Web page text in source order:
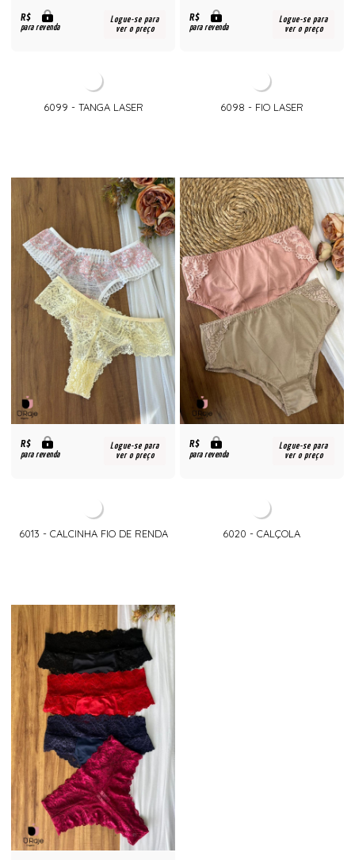
R$
para revenda
Logue-se para
ver o preço
6099 - TANGA LASER
R$
para revenda
Logue-se para
ver o preço
6098 - FIO LASER
R$
para revenda
Logue-se para
ver o preço
6013 - CALCINHA FIO DE RENDA
R$
para revenda
Logue-se para
ver o preço
6020 - CALÇOLA